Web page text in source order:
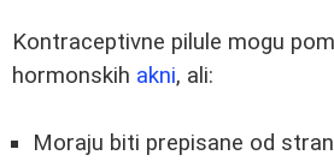
Kontraceptivne pilule mogu
hormonskih akni, ali:
Moraju biti prepisane od